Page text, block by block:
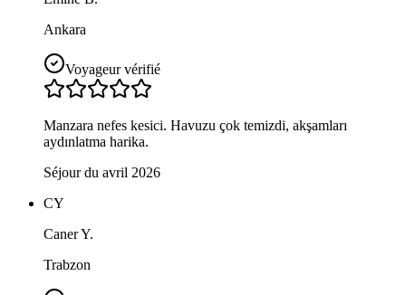
Ankara
Voyageur vérifié
Manzara nefes kesici. Havuzu çok temizdi, akşamları
aydınlatma harika.
Séjour du avril 2026
CY
Caner Y.
Trabzon